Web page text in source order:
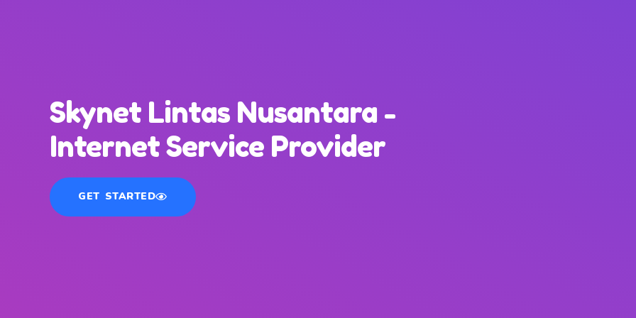
Skynet Lintas Nusantara -
Internet Service Provider
GET STARTED